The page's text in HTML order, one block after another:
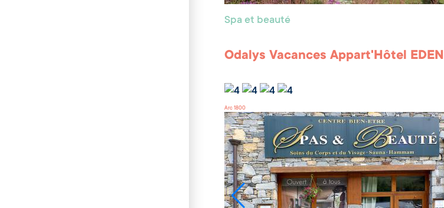
Spa et beauté
Odalys Vacances Appart'Hôtel EDEN
Arc 1800